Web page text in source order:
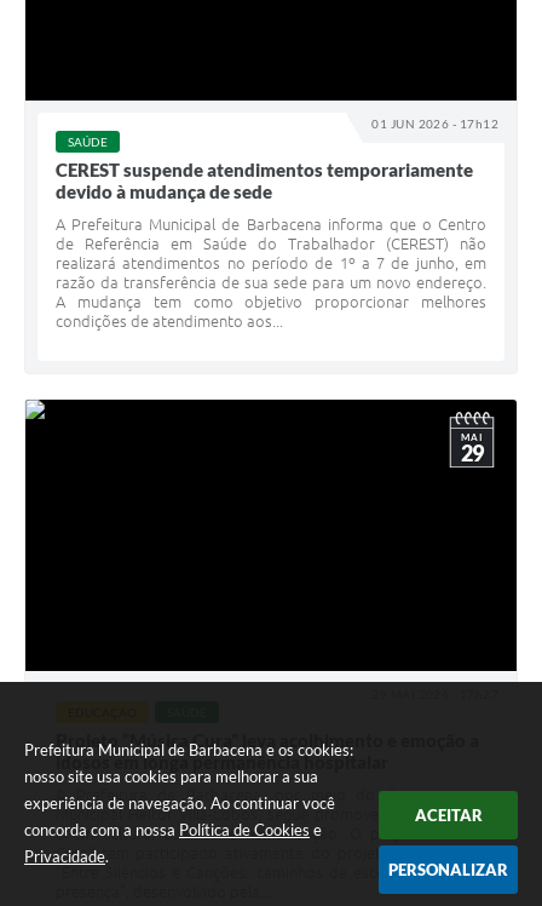
Prefeitura Municipal de Barbacena e os cookies:
nosso site usa cookies para melhorar a sua
experiência de navegação. Ao continuar você
concorda com a nossa Política de Cookies e
Privacidade.
ACEITAR
PERSONALIZAR
01 JUN 2026 - 17h12
SAÚDE
CEREST suspende atendimentos temporariamente
devido à mudança de sede
A Prefeitura Municipal de Barbacena informa que o Centro
de Referência em Saúde do Trabalhador (CEREST) não
realizará atendimentos no período de 1º a 7 de junho, em
razão da transferência de sua sede para um novo endereço.
A mudança tem como objetivo proporcionar melhores
condições de atendimento aos...
MAI
29
Projeto “Música Cura” leva acolhimento e emoção a
idosos em longa permanência hospitalar
A Prefeitura de Barbacena, por meio do Conservatório
Municipal Heitor Villa-Lobos, segue promovendo ações que
unem cultura, cuidado e humanização. O projeto “Música
Cura” tem participado ativamente do projeto de extensão
“Entre Silêncios e Canções: caminhos de escuta, memória e